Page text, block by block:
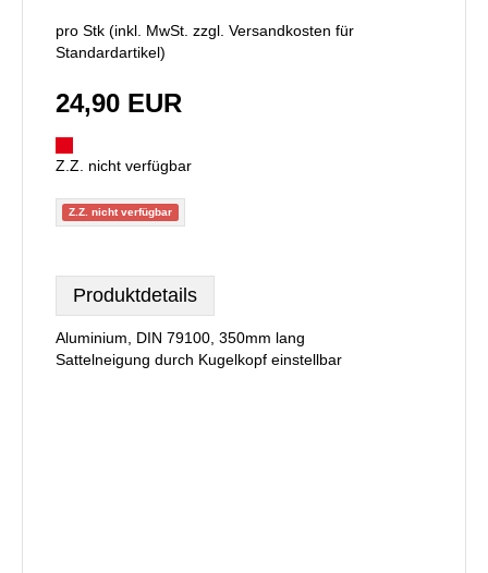
pro Stk (inkl. MwSt. zzgl. Versandkosten für
Standardartikel)
24,90 EUR
Z.Z. nicht verfügbar
Z.Z. nicht verfügbar
Produktdetails
Aluminium, DIN 79100, 350mm lang
Sattelneigung durch Kugelkopf einstellbar